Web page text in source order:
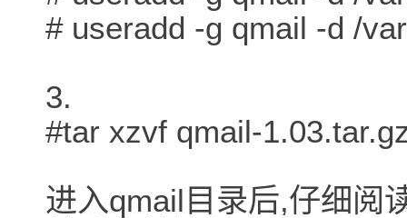
# useradd -g qmail -d /
3.
#tar xzvf qmail-
进入qmail目录后,仔细阅